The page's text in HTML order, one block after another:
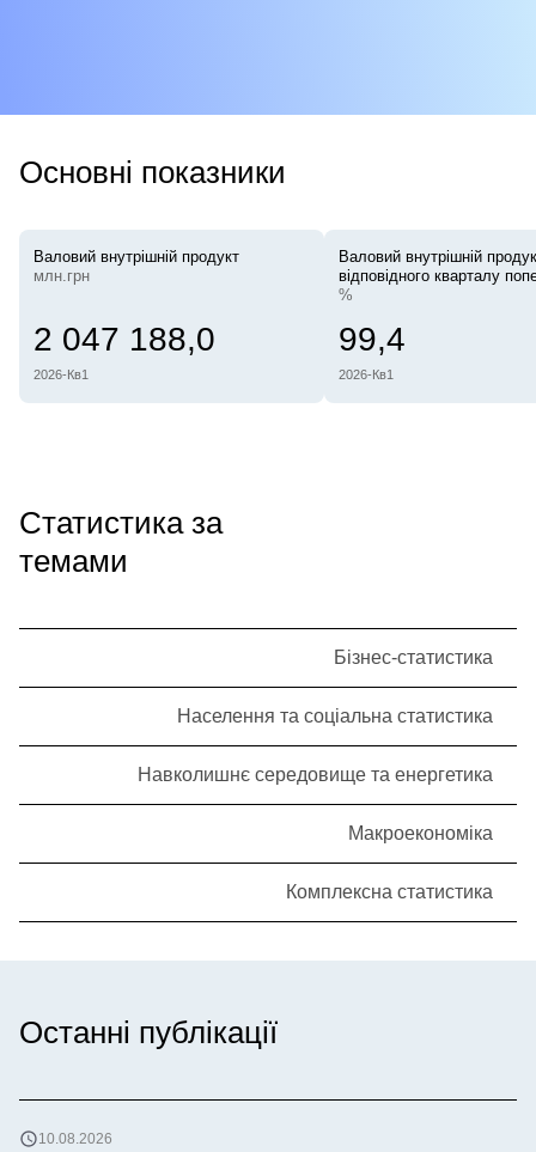
Основні показники
Валовий внутрішній продукт
млн.грн
2 047 188,0
2026-Кв1
Валовий внутрішній
відповідного кварталу
%
99,4
2026-Кв1
Статистика за
темами
Бізнес-статистика
Населення та соціальна статистика
Навколишнє середовище та енергетика
Макроекономіка
Комплексна статистика
Останні публікації
10.08.2026